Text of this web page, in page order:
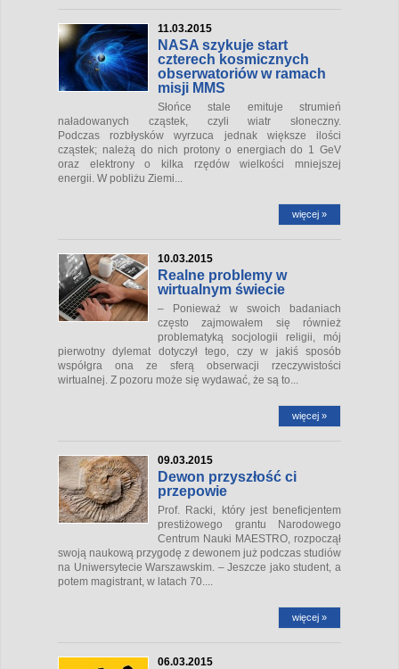
11.03.2015
NASA szykuje start
czterech kosmicznych
obserwatoriów w ramach
misji MMS
Słońce stale emituje strumień
naładowanych cząstek, czyli wiatr słoneczny.
Podczas rozbłysków wyrzuca jednak większe ilości
cząstek; należą do nich protony o energiach do 1 GeV
oraz elektrony o kilka rzędów wielkości mniejszej
energii. W pobliżu Ziemi...
więcej »
10.03.2015
Realne problemy w
wirtualnym świecie
– Ponieważ w swoich badaniach
często zajmowałem się również
problematyką socjologii religii, mój
pierwotny dylemat dotyczył tego, czy w jakiś sposób
współgra ona ze sferą obserwacji rzeczywistości
wirtualnej. Z pozoru może się wydawać, że są to...
więcej »
09.03.2015
Dewon przyszłość ci
przepowie
Prof. Racki, który jest beneficjentem
prestiżowego grantu Narodowego
Centrum Nauki MAESTRO, rozpoczął
swoją naukową przygodę z dewonem już podczas studiów
na Uniwersytecie Warszawskim. – Jeszcze jako student, a
potem magistrant, w latach 70....
więcej »
06.03.2015